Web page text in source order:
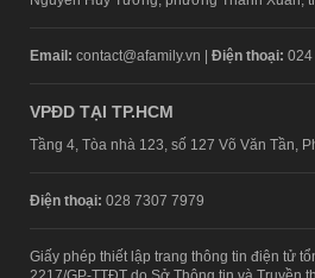
Email: contact@afamily.vn | Điện thoại: 024
VPĐD TẠI TP.HCM
Tầng 4, Tòa nhà 123, số 127 Võ Văn Tần,
Điện thoại: 028 7307 7979
Giấy phép thiết lập trang thông tin điện tử